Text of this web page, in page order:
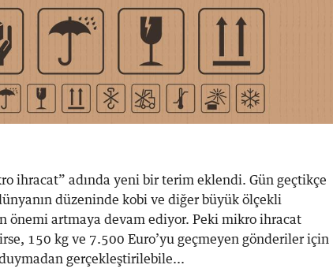
ihracat” adında yeni bir terim eklendi. Gün geçtikçe
düzeninde kobi ve diğer büyük ölçekli
önemi artmaya devam ediyor. Peki mikro ihracat
150 kg ve 7.500 Euro’yu geçmeyen gönderiler için
gerçekleştirilebile...